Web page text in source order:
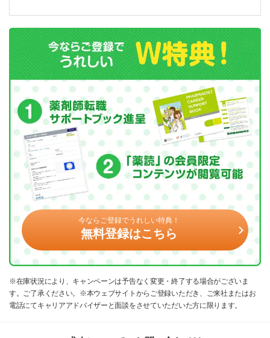
今ならご登録でうれしい特典！
無料登録はこちら
※在庫状況により、キャンペーンは予告なく変更・終了する場合がございま
す。ご了承ください。※本ウェブサイトからご登録いただき、ご来社またはお
電話にてキャリアアドバイザーと面談をさせていただいた方に限ります。